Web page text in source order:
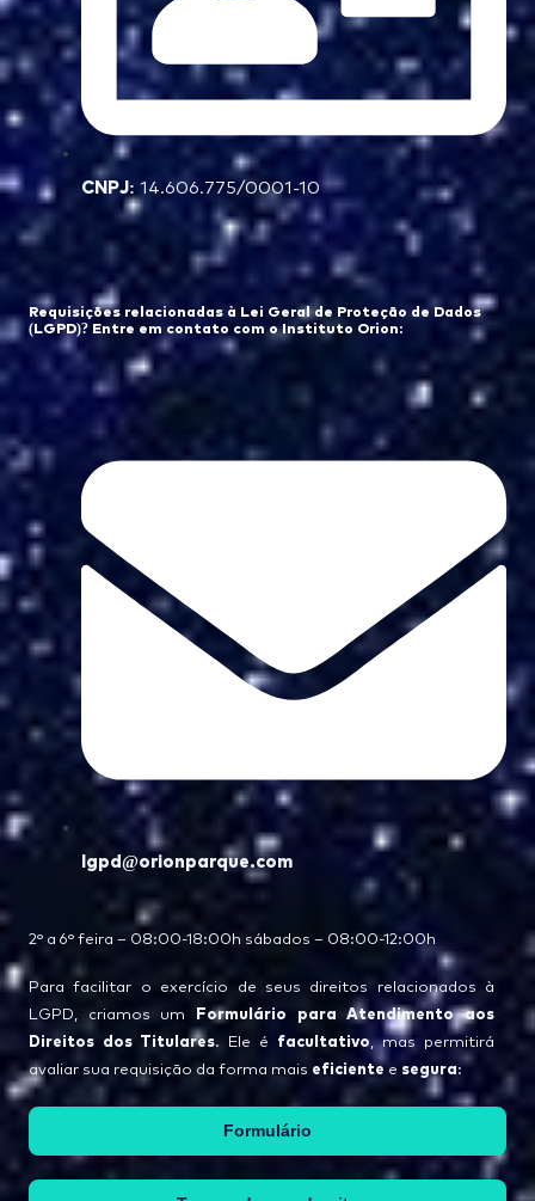
CNPJ: 14.606.775/0001-10
Requisições relacionadas à Lei Geral de Proteção de Dados
(LGPD)? Entre em contato com o Instituto Orion:
lgpd@orionparque.com
2° a 6° feira – 08:00-18:00h sábados – 08:00-12:00h
Para facilitar o exercício de seus direitos relacionados à
LGPD, criamos um Formulário para Atendimento aos
Direitos dos Titulares. Ele é facultativo, mas permitirá
avaliar sua requisição da forma mais eficientee segura:
Formulário